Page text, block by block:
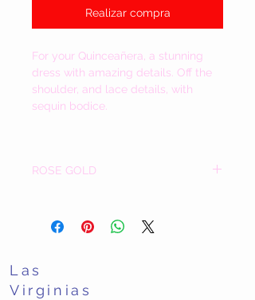
Realizar compra
For your Quinceañera, a stunning
dress with amazing details. Off the
shoulder, and lace details, with
sequin bodice.
ROSE GOLD
Las
Virginias